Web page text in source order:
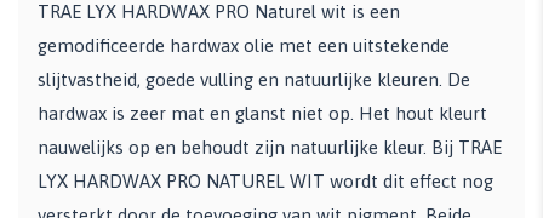
TRAE LYX HARDWAX PRO Naturel wit is een
gemodificeerde hardwax olie met een uitstekende
slijtvastheid, goede vulling en natuurlijke kleuren. De
hardwax is zeer mat en glanst niet op. Het hout kleurt
nauwelijks op en behoudt zijn natuurlijke kleur. Bij TRAE
LYX HARDWAX PRO NATUREL WIT wordt dit effect nog